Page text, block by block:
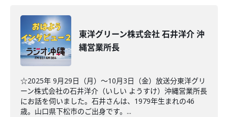
東洋グリーン株式会社 石井洋介 沖
縄営業所長
☆2025年 9月29日（月）～10月3日（金）放送分東洋グリ
ーン株式会社の石井洋介（いしい ようすけ）沖縄営業所長
にお話を伺いました。石井さんは、1979年生まれの46
歳。山口県下松市のご出身です。...